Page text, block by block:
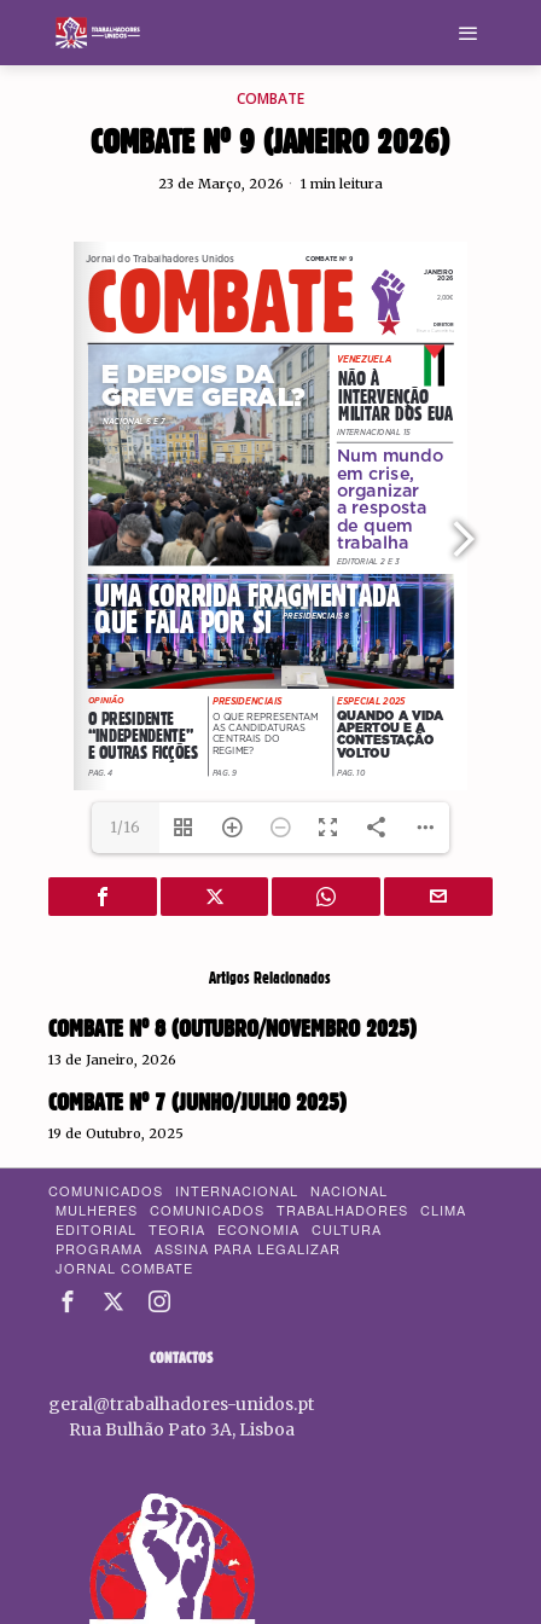
COMBATE
COMBATE Nº 9 (JANEIRO 2026)
23 de Março, 2026 1 min leitura
1/16
Artigos Relacionados
COMBATE Nº 8 (OUTUBRO/NOVEMBRO 2025)
13 de Janeiro, 2026
COMBATE Nº 7 (JUNHO/JULHO 2025)
19 de Outubro, 2025
COMUNICADOS INTERNACIONAL
NACIONAL
MULHERES
COMUNICADOS TRABALHADORES
CLIMA
EDITORIAL
TEORIA ECONOMIA
CULTURA
PROGRAMA
ASSINA PARA LEGALIZAR
JORNAL COMBATE
CONTACTOS
geral@trabalhadores-unidos.pt
Rua Bulhão Pato 3A, Lisboa